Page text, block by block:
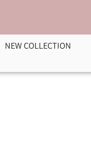
NEW COLLECTION